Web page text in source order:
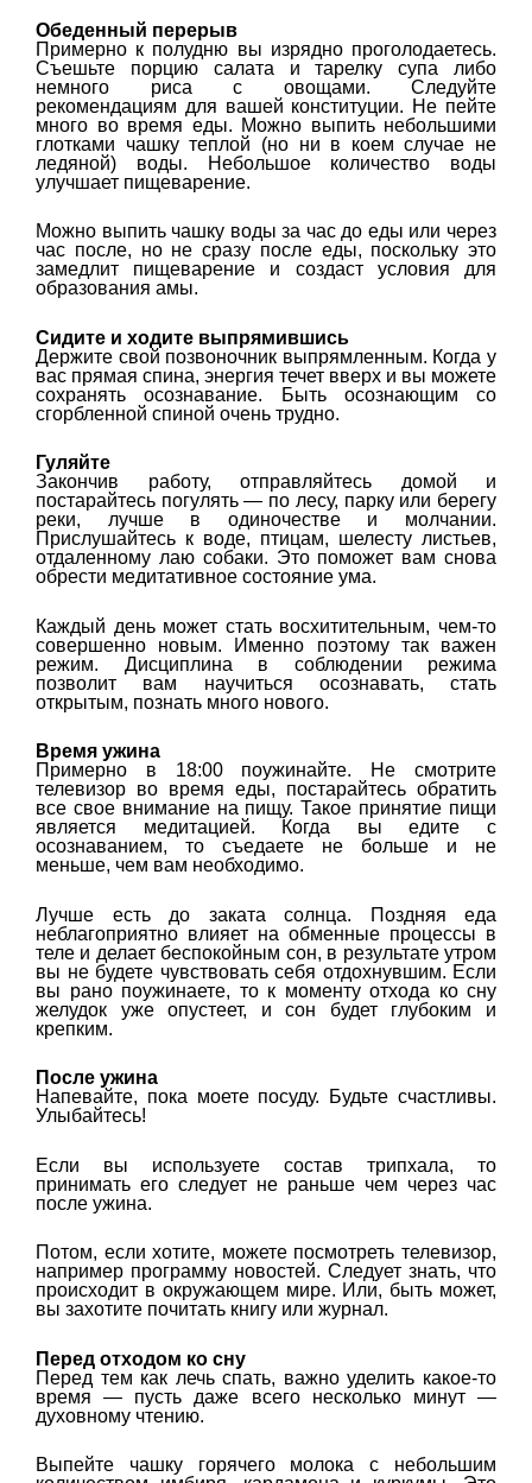
Обеденный перерыв
Примерно к полудню вы изрядно проголодаетесь.
Съешьте порцию салата и тарелку супа либо
немного риса с овощами. Следуйте
рекомендациям для вашей конституции. Не пейте
много во время еды. Можно выпить небольшими
глотками чашку теплой (но ни в коем случае не
ледяной) воды. Небольшое количество воды
улучшает пищеварение.
Можно выпить чашку воды за час до еды или через
час после, но не сразу после еды, поскольку это
замедлит пищеварение и создаст условия для
образования амы.
Сидите и ходите выпрямившись
Держите свой позвоночник выпрямленным. Когда у
вас прямая спина, энергия течет вверх и вы можете
сохранять осознавание. Быть осознающим со
сгорбленной спиной очень трудно.
Гуляйте
Закончив работу, отправляйтесь домой и
постарайтесь погулять — по лесу, парку или берегу
реки, лучше в одиночестве и молчании.
Прислушайтесь к воде, птицам, шелесту листьев,
отдаленному лаю собаки. Это поможет вам снова
обрести медитативное состояние ума.
Каждый день может стать восхитительным, чем-то
совершенно новым. Именно поэтому так важен
режим. Дисциплина в соблюдении режима
позволит вам научиться осознавать, стать
открытым, познать много нового.
Время ужина
Примерно в 18:00 поужинайте. Не смотрите
телевизор во время еды, постарайтесь обратить
все свое внимание на пищу. Такое принятие пищи
является медитацией. Когда вы едите с
осознаванием, то съедаете не больше и не
меньше, чем вам необходимо.
Лучше есть до заката солнца. Поздняя еда
неблагоприятно влияет на обменные процессы в
теле и делает беспокойным сон, в результате утром
вы не будете чувствовать себя отдохнувшим. Если
вы рано поужинаете, то к моменту отхода ко сну
желудок уже опустеет, и сон будет глубоким и
крепким.
После ужина
Напевайте, пока моете посуду. Будьте счастливы.
Улыбайтесь!
Если вы используете состав трипхала, то
принимать его следует не раньше чем через час
после ужина.
Потом, если хотите, можете посмотреть телевизор,
например программу новостей. Следует знать, что
происходит в окружающем мире. Или, быть может,
вы захотите почитать книгу или журнал.
Перед отходом ко сну
Перед тем как лечь спать, важно уделить какое-то
время — пусть даже всего несколько минут —
духовному чтению.
Выпейте чашку горячего молока с небольшим